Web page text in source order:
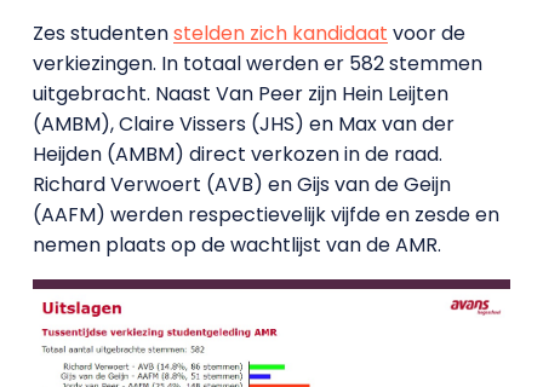
Zes studentenstelden zich kandidaat voor de
verkiezingen. In totaal werden er 582 stemmen
uitgebracht. Naast Van Peer zijn Hein Leijten
(AMBM), Claire Vissers (JHS) en Max van der
Heijden (AMBM) direct verkozen in de raad.
Richard Verwoert (AVB) en Gijs van de Geijn
(AAFM) werden respectievelijk vijfde en zesde en
nemen plaats op de wachtlijst van de AMR.